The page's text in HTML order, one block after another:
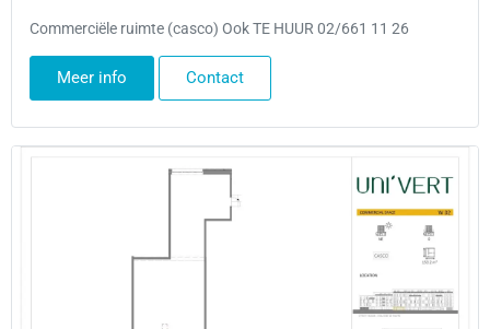
Commerciële ruimte (casco) Ook TE HUUR 02/661 11 26
Meer info Contact